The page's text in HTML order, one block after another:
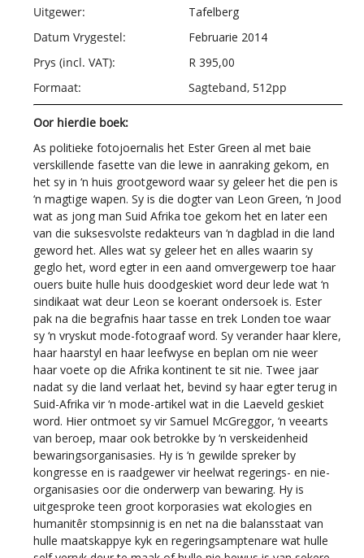
Uitgewer:
Tafelberg
Datum Vrygestel:
Februarie 2014
Prys (incl. VAT):
R 395,00
Formaat:
Sagteband, 512pp
Oor hierdie boek:
As politieke fotojoernalis het Ester Green al met baie
verskillende fasette van die lewe in aanraking gekom, en
het sy in ‘n huis grootgeword waar sy geleer het die pen is
‘n magtige wapen. Sy is die dogter van Leon Green, ‘n Jood
wat as jong man Suid Afrika toe gekom het en later een
van die suksesvolste redakteurs van ‘n dagblad in die land
geword het. Alles wat sy geleer het en alles waarin sy
geglo het, word egter in een aand omvergewerp toe haar
ouers buite hulle huis doodgeskiet word deur lede wat ‘n
sindikaat wat deur Leon se koerant ondersoek is. Ester
pak na die begrafnis haar tasse en trek Londen toe waar
sy ‘n vryskut mode-fotograaf word. Sy verander haar klere,
haar haarstyl en haar leefwyse en beplan om nie weer
haar voete op die Afrika kontinent te sit nie. Twee jaar
nadat sy die land verlaat het, bevind sy haar egter terug in
Suid-Afrika vir ‘n mode-artikel wat in die Laeveld geskiet
word. Hier ontmoet sy vir Samuel McGreggor, ‘n veearts
van beroep, maar ook betrokke by ‘n verskeidenheid
bewaringsorganisasies. Hy is ‘n gewilde spreker by
kongresse en is raadgewer vir heelwat regerings- en nie-
organisasies oor die onderwerp van bewaring. Hy is
uitgesproke teen groot korporasies wat ekologies en
humanitêr stompsinnig is en net na die balansstaat van
hulle maatskappye kyk en regeringsamptenare wat hulle